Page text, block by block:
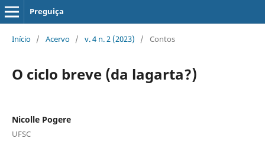
Preguiça
Início / Acervo / v. 4 n. 2 (2023) / Contos
O ciclo breve (da lagarta?)
Nicolle Pogere
UFSC